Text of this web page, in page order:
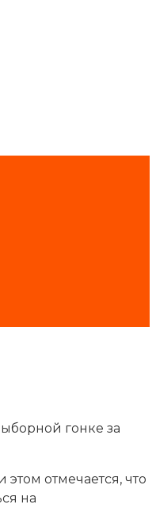
гонке за
отмечается, что
на